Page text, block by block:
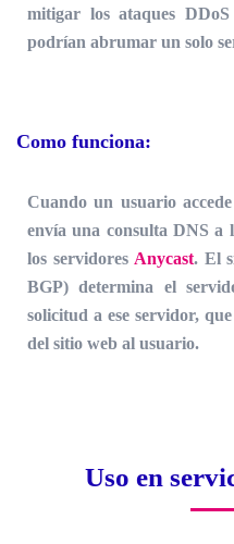
mitigar los ataques
podrían abrumar un solo
Como funciona:
Cuando un usuario
envía una consulta DNS
los servidores Anycast. El
BGP) determina el
solicitud a ese servidor,
del sitio web al usuario.
Uso en